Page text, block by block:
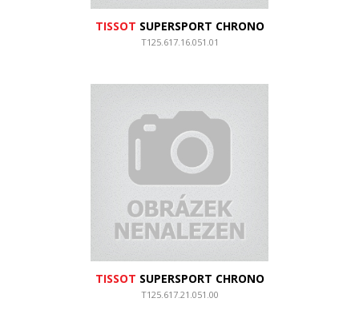
TISSOT SUPERSPORT CHRONO
T125.617.16.051.01
TISSOT SUPERSPORT CHRONO
T125.617.21.051.00